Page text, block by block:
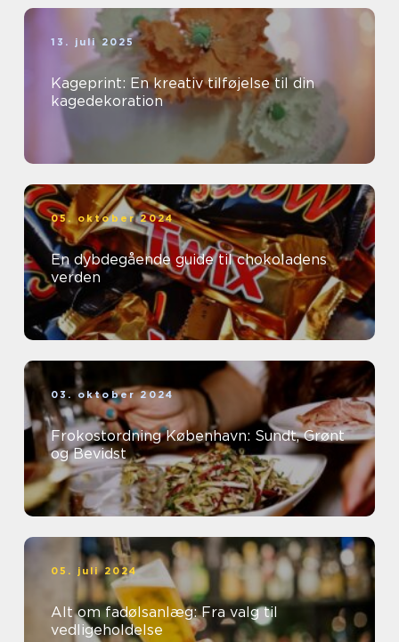
13. juli 2025
Kageprint: En kreativ tilføjelse til din
kagedekoration
05. oktober 2024
En dybdegående guide til chokoladens
verden
03. oktober 2024
Frokostordning København: Sundt, Grønt
og Bevidst
05. juli 2024
Alt om fadølsanlæg: Fra valg til
vedligeholdelse